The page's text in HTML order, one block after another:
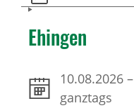
Ehingen
10.08.2026 –
ganztags